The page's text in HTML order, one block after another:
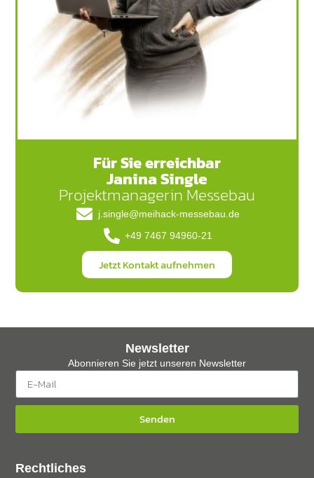
Für Sie erreichbar
Janina Single
Projektmanagerin Messebau
j.single@meihack-messebau.de
+49 7467 94960-21
Jetzt Kontakt aufnehmen
Rechtliches
Newsletter
Abonnieren Sie jetzt unseren Newsletter
Senden